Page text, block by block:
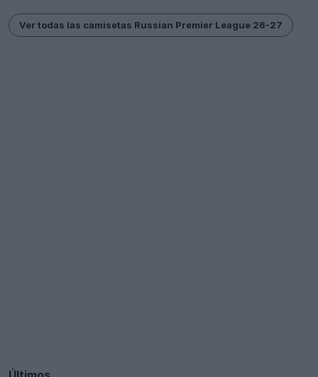
Ver todas las camisetas Russian Premier League 26-27